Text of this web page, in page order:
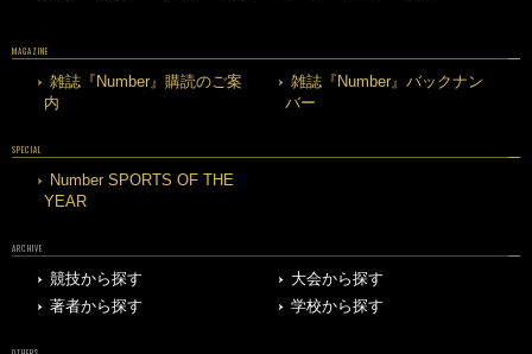
MAGAZINE
雑誌『Number』購読のご案
内
雑誌『Number』バックナン
バー
SPECIAL
Number SPORTS OF THE
YEAR
ARCHIVE
競技から探す
大会から探す
著者から探す
学校から探す